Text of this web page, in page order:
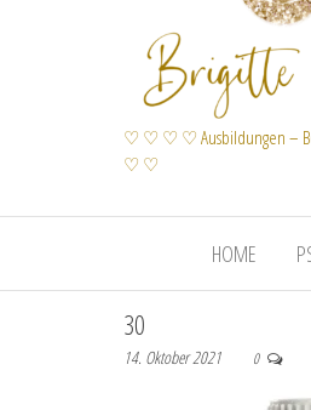
♡ ♡ ♡ ♡ Ausbildungen –
♡ ♡
HOME
30
14. Oktober 2021 0